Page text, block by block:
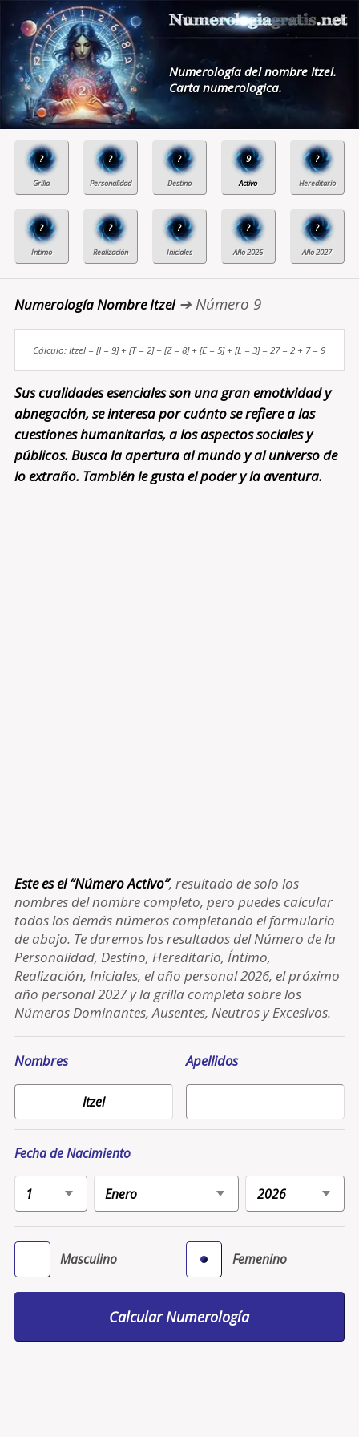
Numerología del nombre Itzel.
Carta numerologica.
? ? ? 9 ?
? ? ? ? ?
Numerología Nombre Itzel➔ Número 9
Cálculo: Itzel = [I = 9] + [T = 2] + [Z = 8] + [E = 5] + [L = 3] = 27 = 2 + 7 = 9
Sus cualidades esenciales son una gran emotividad y
abnegación, se interesa por cuánto se refiere a las
cuestiones humanitarias, a los aspectos sociales y
públicos. Busca la apertura al mundo y al universo de
lo extraño. También le gusta el poder y la aventura.
Este es el “Número Activo”, resultado de solo los
nombres del nombre completo, pero puedes calcular
todos los demás números completando el formulario
de abajo. Te daremos los resultados del Número de la
Personalidad, Destino, Hereditario, Íntimo,
Realización, Iniciales, el año personal 2026, el próximo
año personal 2027 y la grilla completa sobre los
Números Dominantes, Ausentes, Neutros y Excesivos.
Nombres Apellidos
Fecha de Nacimiento
Masculino Femenino